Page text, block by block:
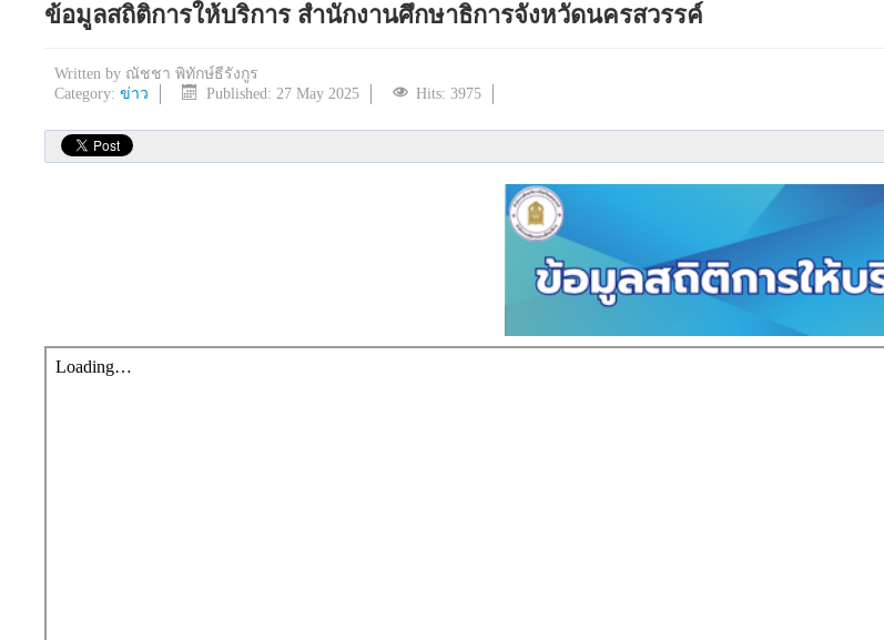
ข้อมูลสถิติการให้บริการ สำนักงานศึกษาธิการจังหวัดนครสวรรค์
Written by ณัชชา พิทักษ์ธีรังกูร
Category: ข่าว Published: 27 May 2025 Hits: 3975